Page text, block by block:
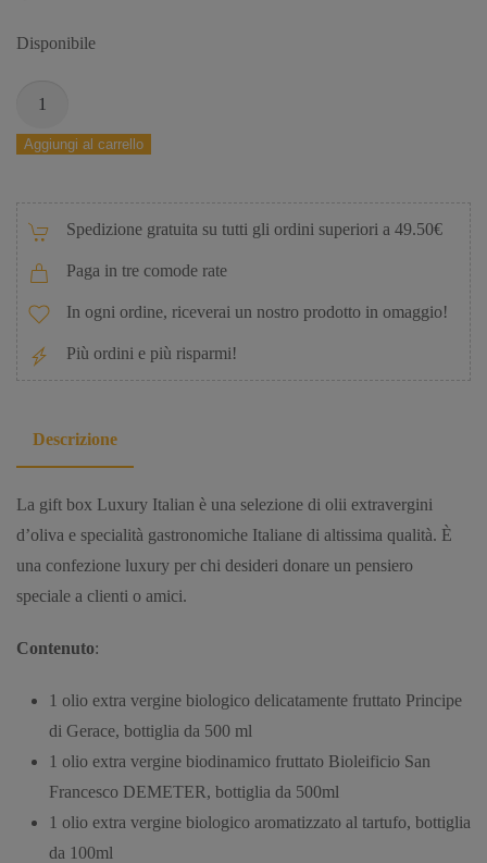
Disponibile
Aggiungi al carrello
Spedizione gratuita su tutti gli ordini superiori a 49.50€
Paga in tre comode rate
In ogni ordine, riceverai un nostro prodotto in omaggio!
Più ordini e più risparmi!
Descrizione
La gift box Luxury Italian è una selezione di olii extravergini
d’oliva e specialità gastronomiche Italiane di altissima qualità. È
una confezione luxury per chi desideri donare un pensiero
speciale a clienti o amici.
Contenuto:
1 olio extra vergine biologico delicatamente fruttato Principe
di Gerace, bottiglia da 500 ml
1 olio extra vergine biodinamico fruttato Bioleificio San
Francesco DEMETER, bottiglia da 500ml
1 olio extra vergine biologico aromatizzato al tartufo, bottiglia
da 100ml